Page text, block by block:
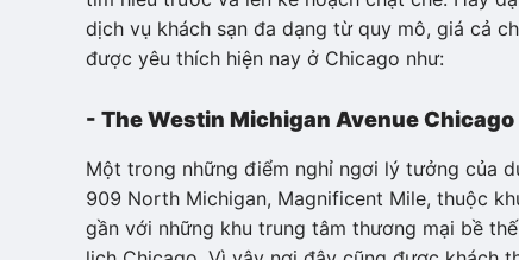
dịch vụ khách sạn đa dạng từ quy mô, giá cả
được yêu thích hiện nay ở Chicago như:
- The Westin Michigan Avenue Chicago
Một trong những điểm nghỉ ngơi lý tưởng của
909 North Michigan, Magnificent Mile, thuộc
gần với những khu trung tâm thương mại bề